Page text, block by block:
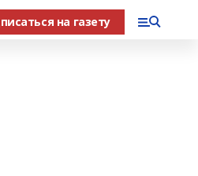
на газету